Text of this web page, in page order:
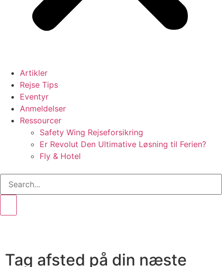
Artikler
Rejse Tips
Eventyr
Anmeldelser
Ressourcer
Safety Wing Rejseforsikring
Er Revolut Den Ultimative Løsning til Ferien?
Fly & Hotel
Tag afsted på din næste